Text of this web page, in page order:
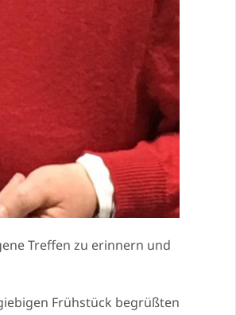
Treffen zu erinnern und
Frühstück begrüßten